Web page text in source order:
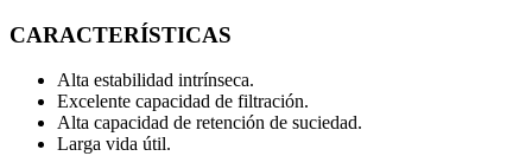
CARACTERÍSTICAS
Alta estabilidad intrínseca.
Excelente capacidad de filtración.
Alta capacidad de retención de suciedad.
Larga vida útil.